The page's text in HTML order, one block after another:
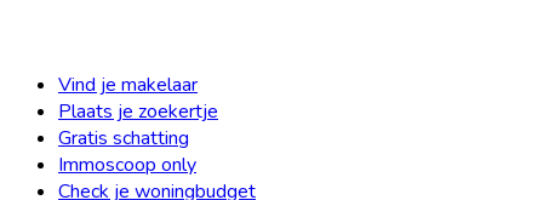
Vind je makelaar
Plaats je zoekertje
Gratis schatting
Immoscoop only
Check je woningbudget